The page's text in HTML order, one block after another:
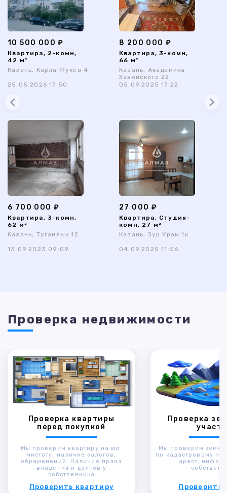
10 500 000 ₽
Квартира, 2-комн,
42 м²
Казань, Карла Фукса 4
25.05.2026 17:50
8 200 000 ₽
Квартира, 3-комн,
66 м²
Казань, Академика
Завойского 22
05.09.2025 17:22
6 700 000 ₽
Квартира, 3-комн,
62 м²
Казань, Туганлык 12
13.09.2023 09:09
27 000 ₽
Квартира, Студия-
комн, 27 м²
Казань, Зур Урам 1к
04.09.2025 11:56
Проверка недвижимости
Проверка квартиры
перед покупкой
Мы проверим квартиру на юр.
чистоту, наличие залогов,
обременений. Наличие права
владения и долгов у
собственника
Проверить квартиру
Проверка
Мы проверим
по кадастровому
арест,
Проверить